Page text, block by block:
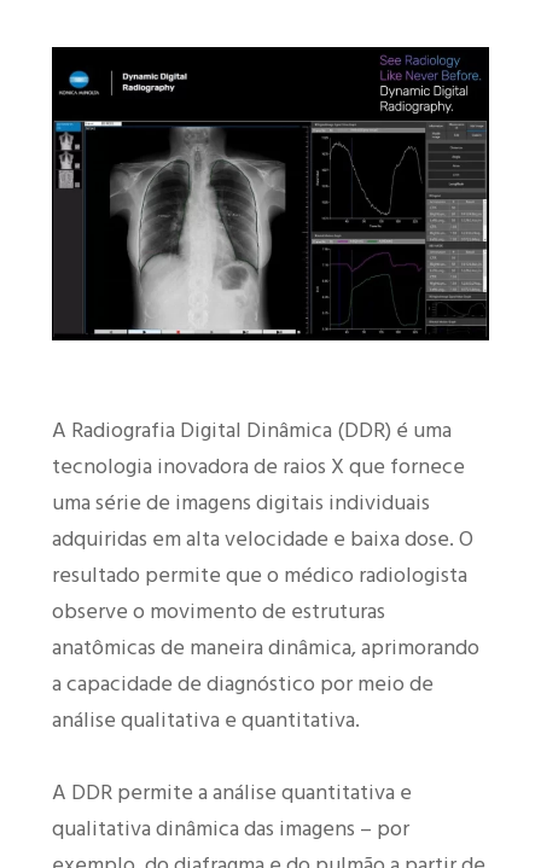
A Radiografia Digital Dinâmica (DDR) é uma
tecnologia inovadora de raios X que fornece
uma série de imagens digitais individuais
adquiridas em alta velocidade e baixa dose. O
resultado permite que o médico radiologista
observe o movimento de estruturas
anatômicas de maneira dinâmica, aprimorando
a capacidade de diagnóstico por meio de
análise qualitativa e quantitativa.
A DDR permite a análise quantitativa e
qualitativa dinâmica das imagens – por